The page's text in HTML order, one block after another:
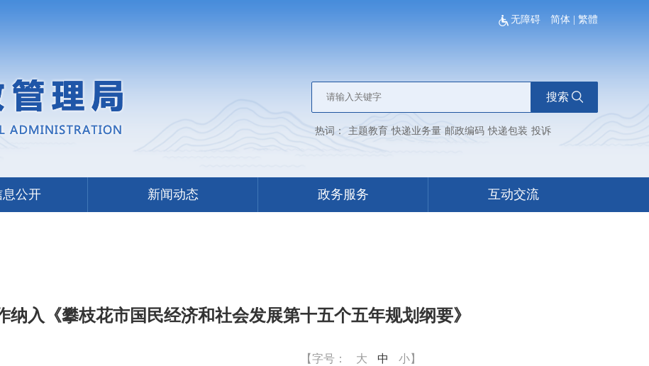
无障碍 简体 繁體
搜索
热词： 主题教育 快递业务量 邮政编码 快递包装 投诉
公开 新闻动态 政务服务 互动交流
纳入《攀枝花市国民经济和社会发展第十五个五年规划纲要》
【字号： 大 中 小】